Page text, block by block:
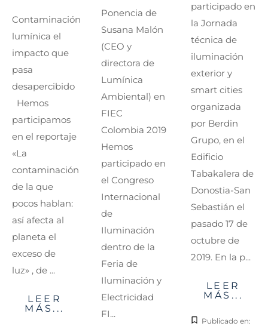
Contaminación
lumínica el
impacto que
pasa
desapercibido
Hemos
participamos
en el reportaje
«La
contaminación
de la que
pocos hablan:
así afecta al
planeta el
exceso de
luz» , de ...
LEER
MÁS...
Ponencia de
Susana Malón
(CEO y
directora de
Lumínica
Ambiental) en
FIEC
Colombia 2019
Hemos
participado en
el Congreso
Internacional
de
Iluminación
dentro de la
Feria de
Iluminación y
Electricidad
FI...
participado en
la Jornada
técnica de
iluminación
exterior y
smart cities
organizada
por Berdin
Grupo, en el
Edificio
Tabakalera de
Donostia-San
Sebastián el
pasado 17 de
octubre de
2019. En la p...
LEER
MÁS...
Publicado en: